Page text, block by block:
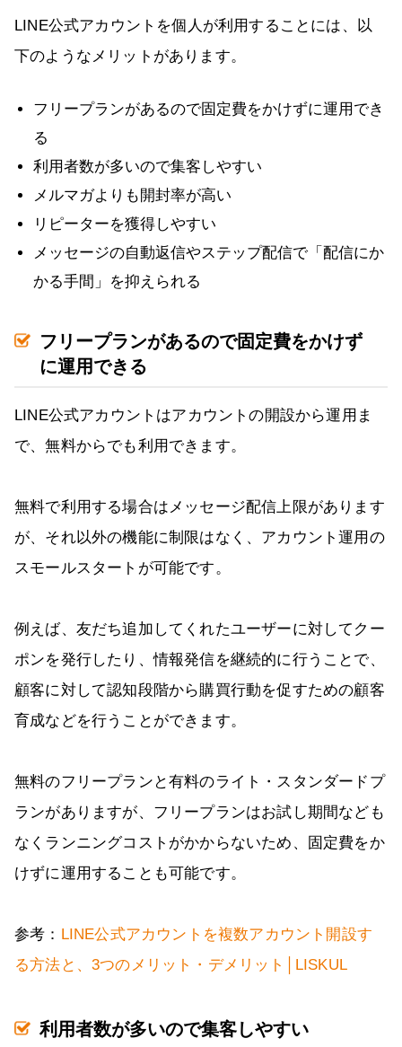
LINE公式アカウントを個人が利用することには、以
下のようなメリットがあります。
フリープランがあるので固定費をかけずに運用でき
る
利用者数が多いので集客しやすい
メルマガよりも開封率が高い
リピーターを獲得しやすい
メッセージの自動返信やステップ配信で「配信にか
かる手間」を抑えられる
フリープランがあるので固定費をかけず
に運用できる
LINE公式アカウントはアカウントの開設から運用ま
で、無料からでも利用できます。
無料で利用する場合はメッセージ配信上限があります
が、それ以外の機能に制限はなく、アカウント運用の
スモールスタートが可能です。
例えば、友だち追加してくれたユーザーに対してクー
ポンを発行したり、情報発信を継続的に行うことで、
顧客に対して認知段階から購買行動を促すための顧客
育成などを行うことができます。
無料のフリープランと有料のライト・スタンダードプ
ランがありますが、フリープランはお試し期間なども
なくランニングコストがかからないため、固定費をか
けずに運用することも可能です。
参考： LINE公式アカウントを複数アカウント開設す
る方法と、3つのメリット・デメリット│LISKUL
利用者数が多いので集客しやすい